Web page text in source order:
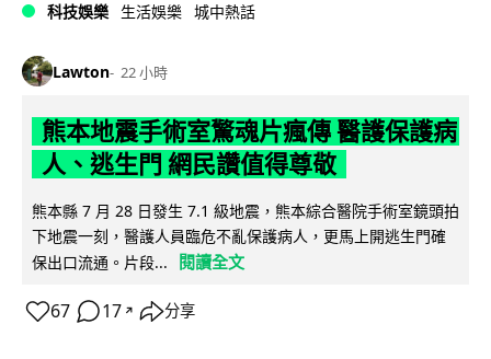
科技娛樂 生活娛樂 城中熱話
Lawton 22 小時
熊本地震手術室驚魂片瘋傳 醫護保護病
人、逃生門 網民讚值得尊敬
熊本縣 7 月 28 日發生 7.1 級地震，熊本綜合醫院手術室鏡頭拍
下地震一刻，醫護人員臨危不亂保護病人，更馬上開逃生門確
保出口流通。片段...
閱讀全文
67 17 ↗ 分享